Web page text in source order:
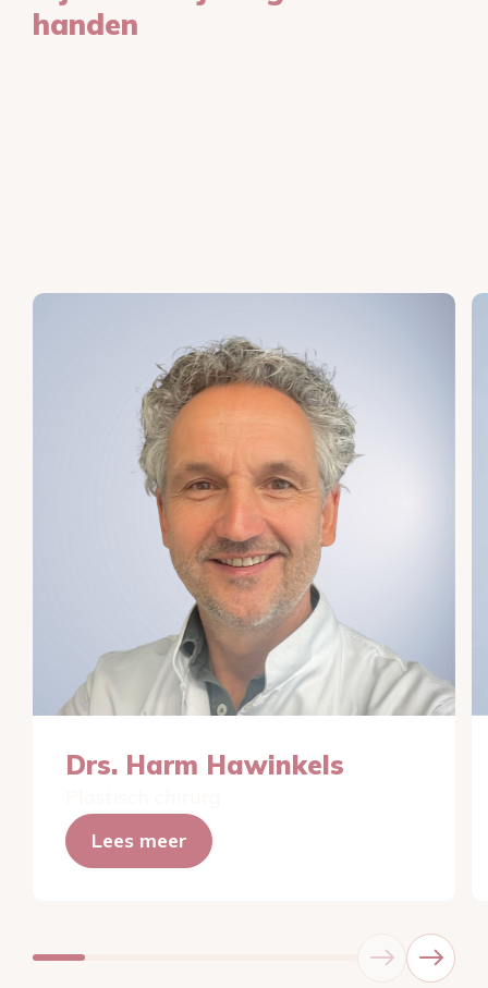
handen
Drs. Harm Hawinkels
Lees meer